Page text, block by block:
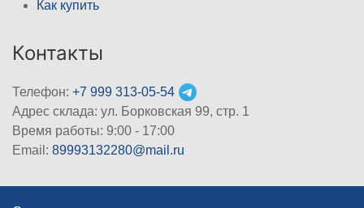
Как купить
Контакты
Телефон: +7 999 313-05-54
Адрес склада: ул. Борковская 99, стр. 1
Время работы: 9:00 - 17:00
Email: 89993132280@mail.ru